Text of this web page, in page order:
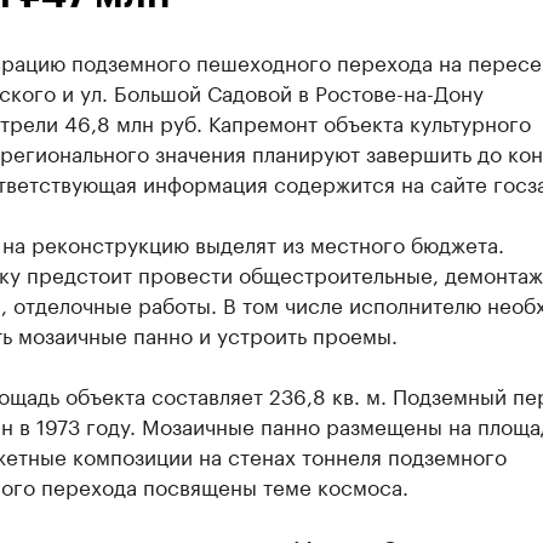
подземного пешеходного перехода на
и ул. Большой Садовой в Ростове-на-Дону
46,8 млн руб. Капремонт объекта культурного
значения планируют завершить до
информация содержится на сайте
реконструкцию выделят из местного бюджета.
предстоит провести общестроительные,
отделочные работы. В том числе исполнителю
мозаичные панно и устроить проемы.
объекта составляет 236,8 кв. м. Подземный
в 1973 году. Мозаичные панно размещены на
композиции на стенах тоннеля подземного
перехода посвящены теме космоса.